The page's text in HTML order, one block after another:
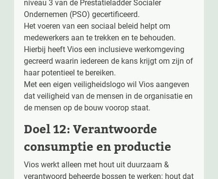
niveau 3 van de Prestatieladder Socialer
Ondernemen (PSO) gecertificeerd.
Het voeren van een sociaal beleid helpt om
medewerkers aan te trekken en te behouden.
Hierbij heeft Vios een inclusieve werkomgeving
gecreerd waarin iedereen de kans krijgt om zijn of
haar potentieel te bereiken.
Met een eigen veiligheidslogo wil Vios aangeven
dat veiligheid van de mensen in de organisatie en
de mensen op de bouw voorop staat.
Doel 12: Verantwoorde
consumptie en productie
Vios werkt alleen met hout uit duurzaam &
verantwoord beheerde bossen te werken: hout dat